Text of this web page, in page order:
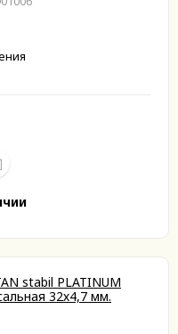
stabil PLATINUM
32х4,7 мм.